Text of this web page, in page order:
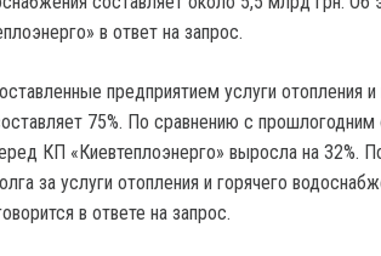
в ответ на запрос.
предприятием услуги отопления и
75%. По сравнению с прошлогодним
КП «Киевтеплоэнерго» выросла на 32%.
за услуги отопления и горячего
в ответе на запрос.